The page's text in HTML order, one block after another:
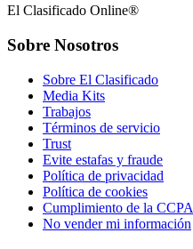
El Clasificado Online®
Sobre Nosotros
Sobre El Clasificado
Media Kits
Trabajos
Términos de servicio
Trust
Evite estafas y fraude
Política de privacidad
Política de cookies
Cumplimiento de la CCPA
No vender mi información